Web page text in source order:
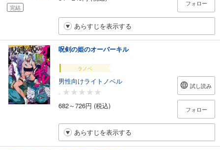
完結
フォロー
あらすじを表示する
呪剣の姫のオーバーキル
ラノベ
男性向けライトノベル
-
682～726円 (税込)
試し読み
フォロー
あらすじを表示する